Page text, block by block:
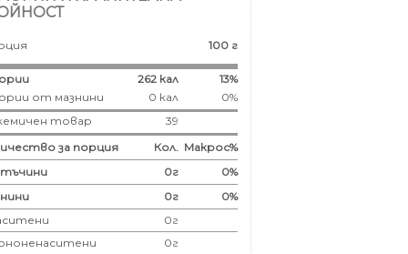
100 г
262 кал
13%
от мазнини
0 кал
0%
товар
39
за порция
Кол. Макрос%
0г
0%
0г
0%
0г
0г